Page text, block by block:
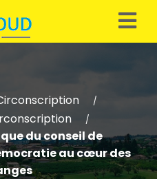
/
/
du conseil de
au cœur des